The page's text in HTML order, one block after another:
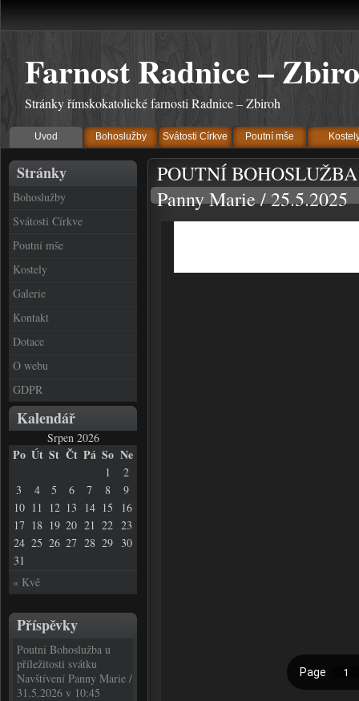
Farnost Radnice –
Stránky římskokatolické farnosti Radnice – Zbiroh
Uvod Bohoslužby Svátosti Církve Poutní mše
Stránky
Bohoslužby
Svátosti Církve
Poutní mše
Kostely
Galerie
Kontakt
Dotace
O webu
GDPR
Kalendář
Srpen 2026
Po Út St Čt Pá So Ne
1
2
3
4 5 6 7 8
9
10 11 12 13 14 15
16
17 18 19 20 21 22 23
24 25 26 27 28 29 30
31
« Kvě
Příspěvky
Poutní Bohoslužba u
příležitosti svátku
Navštívení Panny Marie /
31.5.2026 v 10:45
POUTNÍ
Panny Marie / 25.5.2025